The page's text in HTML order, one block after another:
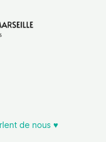
de nous ♥️